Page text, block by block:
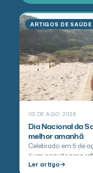
ARTIGOS DE SAÚDE
05 DE AGO. 2026
Dia Nacional da
melhor amanhã
Celebrado em 5 de
é um convite para
autocuidado e da…
Ler artigo